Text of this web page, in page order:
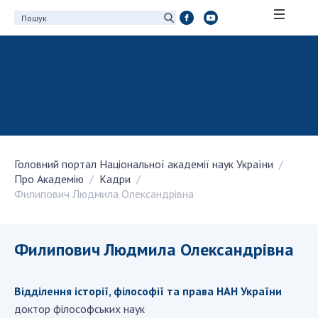
100-річчя Національної академії наук
Нагороди, відзнаки та почесні звання НАН
України
Віртуальний тур у НАН України
Книга пам'яті
Головний портал Національної академії наук України
Про Академію
Кадри
Филипович Людмила Олександрівна
Филипович Людмила Олександрівна
Відділення історії, філософії та права НАН України
доктор філософських наук